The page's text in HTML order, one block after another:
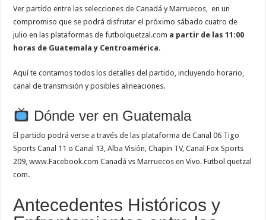
Ver partido entre las selecciones de Canadá y Marruecos, en un
compromiso que se podrá disfrutar el próximo sábado cuatro de
julio en las plataformas de futbolquetzal.com a partir de las 11:00
horas de Guatemala y Centroamérica.
Aquí te contamos todos los detalles del partido, incluyendo horario,
canal de transmisión y posibles alineaciones.
Dónde ver en Guatemala
El partido podrá verse a través de las plataforma de Canal 06 Tigo
Sports Canal 11 o Canal 13, Alba Visión, Chapin TV, Canal Fox Sports
209, www.Facebook.com Canadá vs Marruecos en Vivo. Futbol quetzal
com.
Antecedentes Históricos y